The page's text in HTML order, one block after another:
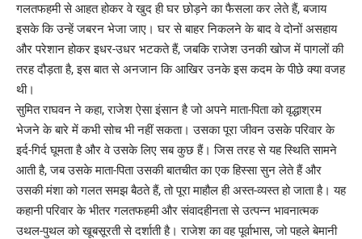
गलतफहमी से आहत होकर वे खुद ही घर छोड़ने का फैसला कर लेते हैं, बजाय
इसके कि उन्हें जबरन भेजा जाए। घर से बाहर निकलने के बाद वे दोनों असहाय
और परेशान होकर इधर-उधर भटकते हैं, जबकि राजेश उनकी खोज में पागलों की
तरह दौड़ता है, इस बात से अनजान कि आखिर उनके इस कदम के पीछे क्या वजह
थी।
सुमित राघवन ने कहा, राजेश ऐसा इंसान है जो अपने माता-पिता को वृद्धाश्रम
भेजने के बारे में कभी सोच भी नहीं सकता। उसका पूरा जीवन उसके परिवार के
इर्द-गिर्द घूमता है और वे उसके लिए सब कुछ हैं। जिस तरह से यह स्थिति सामने
आती है, जब उसके माता-पिता उसकी बातचीत का एक हिस्सा सुन लेते हैं और
उसकी मंशा को गलत समझ बैठते हैं, तो पूरा माहौल ही अस्त-व्यस्त हो जाता है। यह
कहानी परिवार के भीतर गलतफहमी और संवादहीनता से उत्पन्न भावनात्मक
उथल-पुथल को खूबसूरती से दर्शाती है। राजेश का वह पूर्वाभास, जो पहले बेमानी